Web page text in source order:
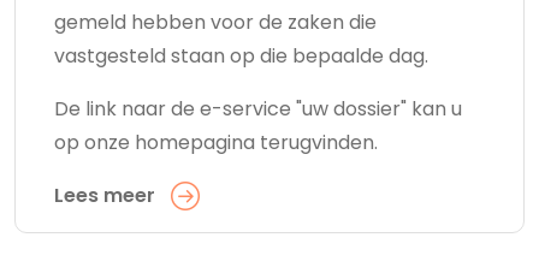
gemeld hebben voor de zaken die
vastgesteld staan op die bepaalde dag.
De link naar de e-service "uw dossier" kan u
op onze homepagina terugvinden.
Lees meer